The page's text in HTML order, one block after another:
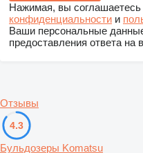
Нажимая, вы
конфиденциальности и
Ваши персональные
предоставления ответа на
Отзывы
4.3
Бульдозеры Komatsu